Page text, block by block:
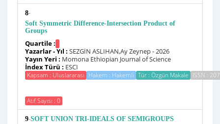
8-
Soft Symmetric Difference-Intersection Product of
Groups
Quartile :
Yazarlar - Yıl : SEZGİN ASLIHAN,Ay Zeynep - 2026
Yayın Yeri : Momona Ethiopian Journal of Science
İndex Türü : ESCI
Kapsam : Uluslararası Hakem : Hakemli Tür : Özgün Makale ISSN :
Atıf Sayısı : 0
9-SOFT UNION TRI-IDEALS OF SEMIGROUPS